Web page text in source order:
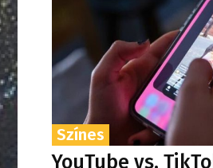
Színes
YouTube vs.